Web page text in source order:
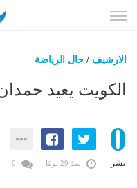
الى
الارشيف / حال الرياضة
الكويت يعيد
0
نشر منذ 29 يومًا